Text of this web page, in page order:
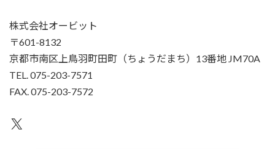
株式会社オービット
〒601-8132
京都市南区上鳥羽町田町（ちょうだまち）13番地 JM70A
TEL. 075-203-7571
FAX. 075-203-7572
X